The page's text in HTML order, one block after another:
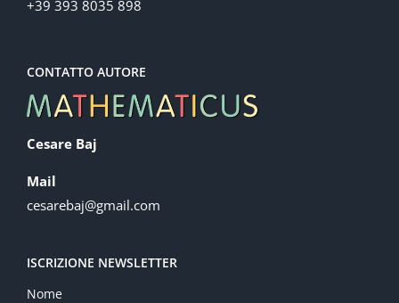
+39 393 8035 898
CONTATTO AUTORE
Cesare Baj
Mail
cesarebaj@gmail.com
ISCRIZIONE NEWSLETTER
Nome